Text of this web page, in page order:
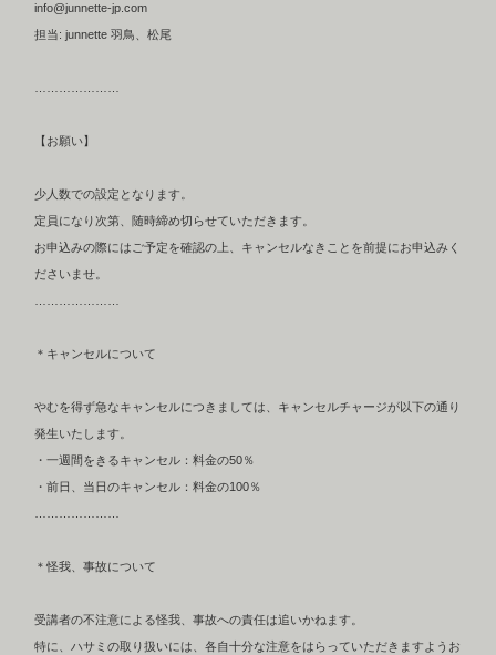
info@junnette-jp.com
担当: junnette 羽鳥、松尾
【お願い】
少人数での設定となります。
定員になり次第、随時締め切らせていただきます。
お申込みの際にはご予定を確認の上、キャンセルなきことを前提にお申込みく
ださいませ。
＊キャンセルについて
やむを得ず急なキャンセルにつきましては、キャンセルチャージが以下の通り
発生いたします。
・一週間をきるキャンセル：料金の50％
・前日、当日のキャンセル：料金の100％
＊怪我、事故について
受講者の不注意による怪我、事故への責任は追いかねます。
特に、ハサミの取り扱いには、各自十分な注意をはらっていただきますようお